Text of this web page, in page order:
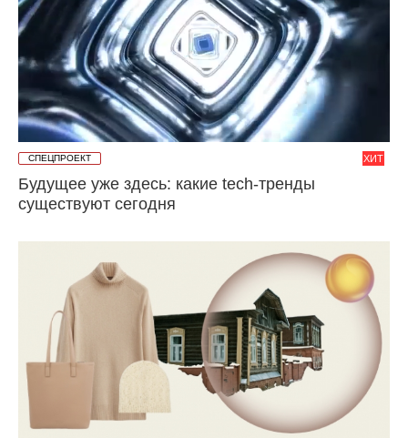
ХИТ
СПЕЦПРОЕКТ
Будущее уже здесь: какие tech-тренды
существуют сегодня